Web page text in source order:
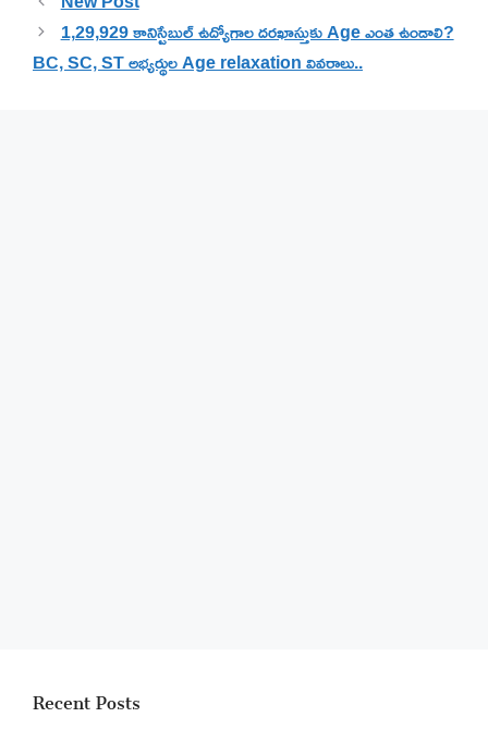
1,29,929 కానిస్టేబుల్ ఉద్యోగాల దరఖాస్తుకు Age ఎంత ఉండాలి?
BC, SC, ST అభ్యర్థుల Age relaxation వివరాలు..
Recent Posts